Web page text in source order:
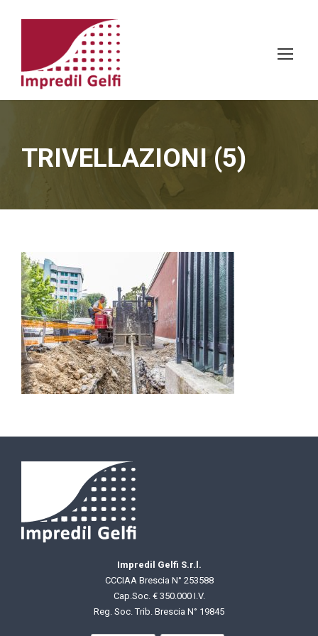
TRIVELLAZIONI (5)
Impredil Gelfi S.r.l.
CCCIAA Brescia N° 253588
Cap.Soc. € 350.000 I.V.
Reg. Soc. Trib. Brescia N° 19845